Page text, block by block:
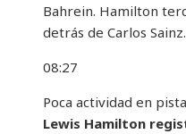
Bahrein. Hamilton
detrás de Carlos Sainz.
08:27
Poca actividad en
Lewis Hamilton